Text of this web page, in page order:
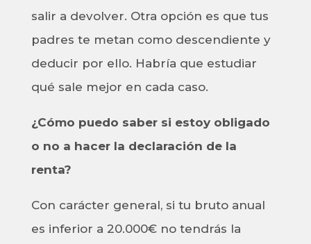
salir a devolver. Otra opción es que tus
padres te metan como descendiente y
deducir por ello. Habría que estudiar
qué sale mejor en cada caso.
¿Cómo puedo saber si estoy obligado
o no a hacer la declaración de la
renta?
Con carácter general, si tu bruto anual
es inferior a 20.000€ no tendrás la